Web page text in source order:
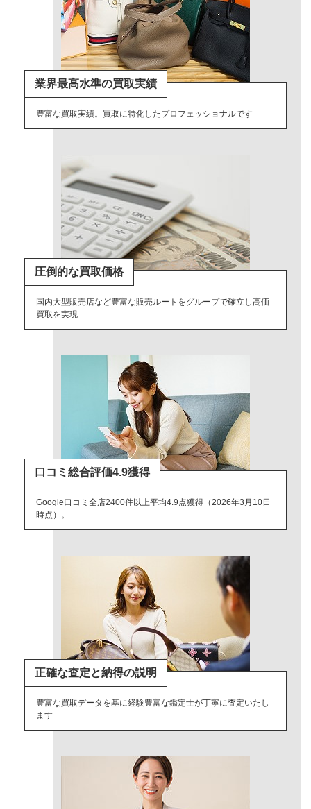
業界最高水準の買取実績
豊富な買取実績。買取に特化したプロフェッショナルです
圧倒的な買取価格
国内大型販売店など豊富な販売ルートをグループで確立し高価
買取を実現
口コミ総合評価4.9獲得
Google口コミ全店2400件以上平均4.9点獲得（2026年3月10日
時点）。
正確な査定と納得の説明
豊富な買取データを基に経験豊富な鑑定士が丁寧に査定いたし
ます